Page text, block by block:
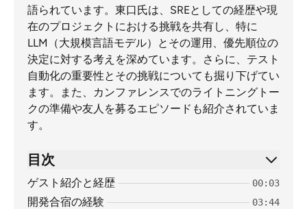
語られています。東口氏は、SREとしての経歴や現
在のプロジェクトにおける挑戦を共有し、特に
LLM（大規模言語モデル）とその運用、優先順位の
決定に対する考えを深めています。さらに、テスト
自動化の重要性とその挑戦についても掘り下げてい
ます。また、カンファレンスでのライトニングトー
クの準備や友人を募るエピソードも紹介されていま
す。
目次
ゲスト紹介と経歴 00:03
開発合宿の経験 03:44